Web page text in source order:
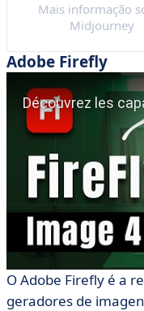
Mais informação
Midjourney
Adobe Firefly
O Adobe Firefly é a
geradores de